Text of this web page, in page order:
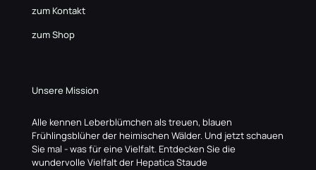
zum Kontakt
zum Shop
Unsere Mission
Alle kennen Leberblümchen als treuen, blauen
Frühlingsblüher der heimischen Wälder. Und jetzt schauen
Sie mal - was für eine Vielfalt. Entdecken Sie die
wundervolle Vielfalt der Hepatica Staude